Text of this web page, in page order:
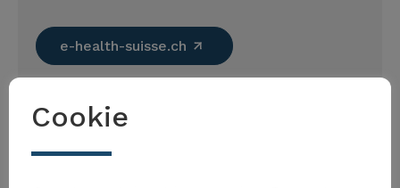
e-health-suisse.ch
Cookie